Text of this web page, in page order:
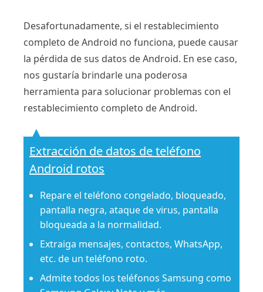
Desafortunadamente, si el restablecimiento
completo de Android no funciona, puede causar
la pérdida de sus datos de Android. En ese caso,
nos gustaría brindarle una poderosa
herramienta para solucionar problemas con el
restablecimiento completo de Android.
Extracción de datos de teléfono
Android rotos
Repare el teléfono congelado, bloqueado,
pantalla negra, ataque de virus, pantalla
bloqueada a la normalidad.
Extraiga mensajes, contactos, WhatsApp,
etc. de un teléfono roto.
Admite todos los teléfonos Samsung como